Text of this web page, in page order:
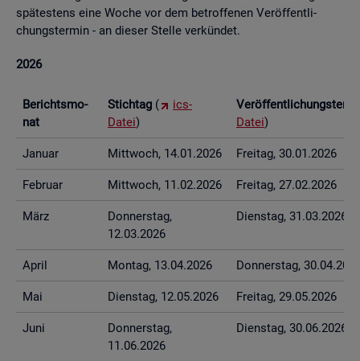
spä­tes­tens eine Woche vor dem be­trof­fe­nen Ver­öf­fent­li­
chungs­ter­min - an die­ser Stel­le ver­kün­det.
2026
Be­richts­mo­
nat
Stich­tag (
ics-
Datei)
Datei)
Ja­nu­ar Mitt­woch, 14.01.2026 Frei­tag, 30.01.2026
Fe­bru­ar Mitt­woch, 11.02.2026 Frei­tag, 27.02.2026
März
Don­ners­tag,
12.03.2026
Diens­tag, 31.03.2026
April Mon­tag, 13.04.2026 Don­ners­tag,
Mai Diens­tag, 12.05.2026 Frei­tag, 29.05.2026
Juni
Don­ners­tag,
11.06.2026
Diens­tag, 30.06.2026